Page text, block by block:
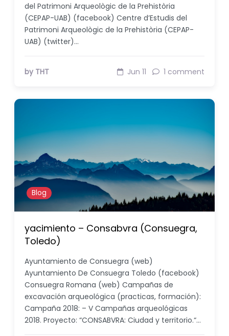
del Patrimoni Arqueològic de la Prehistòria
(CEPAP-UAB) (facebook) Centre d’Estudis del
Patrimoni Arqueològic de la Prehistòria (CEPAP-
UAB) (twitter)…
by THT Jun 11 1 comment
Blog
yacimiento – Consabvra (Consuegra,
Toledo)
Ayuntamiento de Consuegra (web)
Ayuntamiento De Consuegra Toledo (facebook)
Consuegra Romana (web) Campañas de
excavación arqueológica (practicas, formación):
Campaña 2018: – V Campañas arqueológicas
2018. Proyecto: “CONSABVRA: Ciudad y territorio.“…